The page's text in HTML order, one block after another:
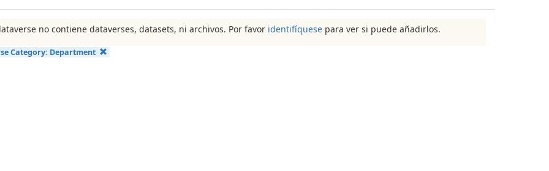
no contiene dataverses, datasets, ni archivos. Por favor identifíquese para ver si puede añadirlos.
Category: Department